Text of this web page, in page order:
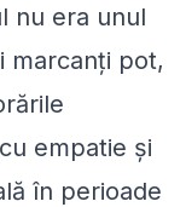
nu era unul
marcanți pot,
empatie și
în perioade